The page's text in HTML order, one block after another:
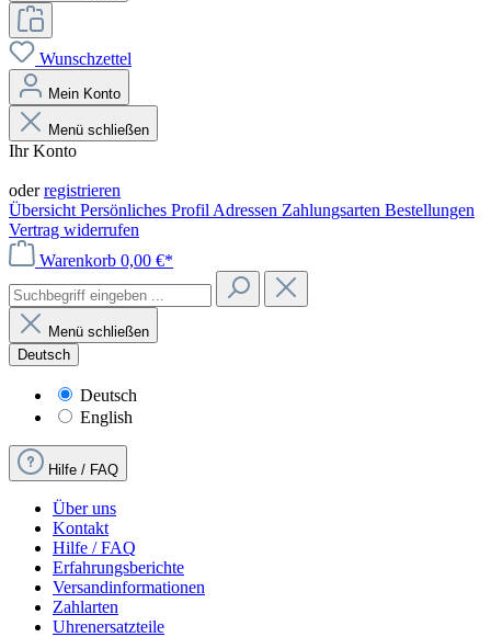
Wunschzettel
Mein Konto
Menü schließen
Ihr Konto
oderregistrieren
Übersicht Persönliches Profil Adressen Zahlungsarten Bestellungen
Vertrag widerrufen
Warenkorb 0,00 €*
Menü schließen
Deutsch
Deutsch
English
Hilfe / FAQ
Über uns
Kontakt
Hilfe / FAQ
Erfahrungsberichte
Versandinformationen
Zahlarten
Uhrenersatzteile